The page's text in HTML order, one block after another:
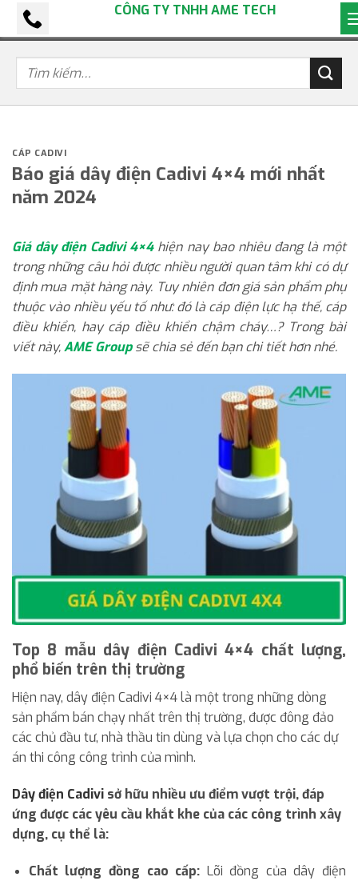
dung
CÔNG TY TNHH AME TECH
CÁP CADIVI
Báo giá dây điện Cadivi 4×4 mới nhất
năm 2024
Giá dây điện Cadivi 4×4hiện nay bao nhiêu đang là một
trong những câu hỏi được nhiều người quan tâm khi có dự
định mua mặt hàng này. Tuy nhiên đơn giá sản phẩm phụ
thuộc vào nhiều yếu tố như: đó là cáp điện lực hạ thế, cáp
điều khiển, hay cáp điều khiển chậm cháy…? Trong bài
viết này,AME Groupsẽ chia sẻ đến bạn chi tiết hơn nhé.
Top 8 mẫu dây điện Cadivi 4×4 chất lượng,
phổ biến trên thị trường
Hiện nay, dây điện Cadivi 4×4 là một trong những dòng
sản phẩm bán chạy nhất trên thị trường, được đông đảo
các chủ đầu tư, nhà thầu tin dùng và lựa chọn cho các dự
án thi công công trình của mình.
Dây điện Cadivi sở hữu nhiều ưu điểm vượt trội, đáp
ứng được các yêu cầu khắt khe của các công trình xây
dựng, cụ thể là:
Chất lượng đồng cao cấp: Lõi đồng của dây điện